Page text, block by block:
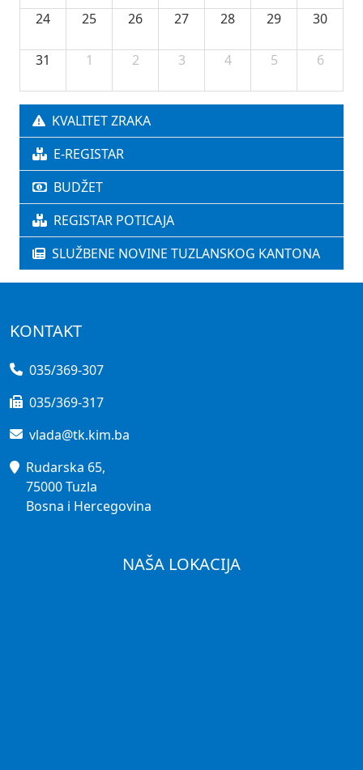
24 25 26 27 28 29 30
31 1 2 3 4 5 6
KVALITET ZRAKA
E-REGISTAR
BUDŽET
REGISTAR POTICAJA
SLUŽBENE NOVINE TUZLANSKOG KANTONA
KONTAKT
035/369-307
035/369-317
vlada@tk.kim.ba
Rudarska 65,
75000 Tuzla
Bosna i Hercegovina
NAŠA LOKACIJA